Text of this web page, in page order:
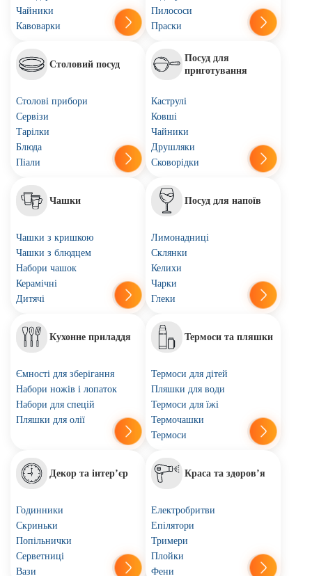
Чайники
Кавоварки
Пилососи
Праски
Столовий посуд
Столові прибори
Сервізи
Тарілки
Блюда
Піали
Посуд для
приготування
Каструлі
Ковші
Чайники
Друшляки
Сковорідки
Чашки
Чашки з кришкою
Чашки з блюдцем
Набори чашок
Керамічні
Дитячі
Посуд для напоїв
Лимонадниці
Склянки
Келихи
Чарки
Глеки
Кухонне приладдя
Ємності для зберігання
Набори ножів і лопаток
Набори для спецій
Пляшки для олії
Термоси та пляшки
Термоси для дітей
Пляшки для води
Термоси для їжі
Термочашки
Термоси
Декор та інтер’єр
Годинники
Скриньки
Попільнички
Серветниці
Вази
Краса та здоров’я
Електробритви
Епілятори
Тримери
Плойки
Фени